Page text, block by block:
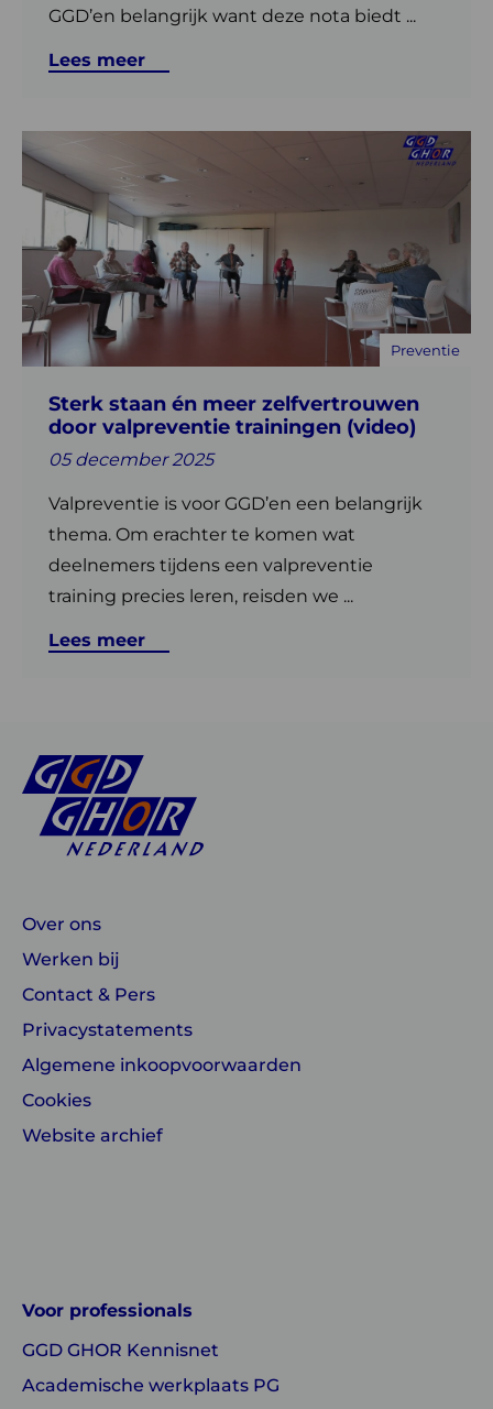
GGD’en belangrijk want deze nota biedt ...
Lees meer
Sterk staan én meer zelfvertrouwen
door valpreventie trainingen (video)
05 december 2025
Valpreventie is voor GGD’en een belangrijk
thema. Om erachter te komen wat
deelnemers tijdens een valpreventie
training precies leren, reisden we ...
Lees meer
Preventie
meer
over
Sterk
staan
meer
zelfvertrouwen
door
trainingen
(video)
Over ons
Werken bij
Contact & Pers
Privacystatements
Algemene inkoopvoorwaarden
Cookies
Website archief
GHOR
Nederland
GHOR
Nederland
Voor professionals
GGD GHOR Kennisnet
Academische werkplaats PG